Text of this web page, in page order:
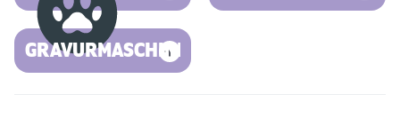
GRAVURMASCHINE